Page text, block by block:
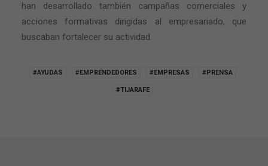
han desarrollado también campañas comerciales y
acciones formativas dirigidas al empresariado, que
buscaban fortalecer su actividad.
#AYUDAS #EMPRENDEDORES #EMPRESAS #PRENSA
#TIJARAFE